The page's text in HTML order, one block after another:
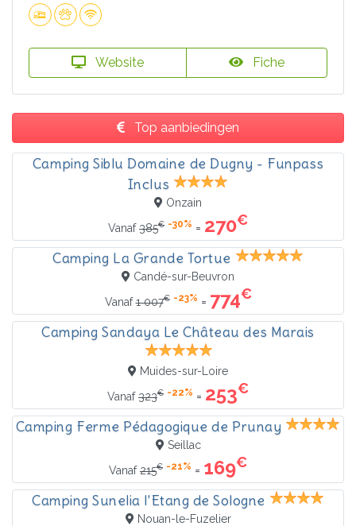
Website Fiche
Top aanbiedingen
Camping Siblu Domaine de Dugny - Funpass
Inclus
Onzain
Vanaf385€ -30% = 270€
Camping La Grande Tortue
Candé-sur-Beuvron
Vanaf1 007€ -23% = 774€
Camping Sandaya Le Château des Marais
Muides-sur-Loire
Vanaf323€ -22% = 253€
Camping Ferme Pédagogique de Prunay
Seillac
Vanaf215€ -21% = 169€
Camping Sunelia l'Etang de Sologne
Nouan-le-Fuzelier